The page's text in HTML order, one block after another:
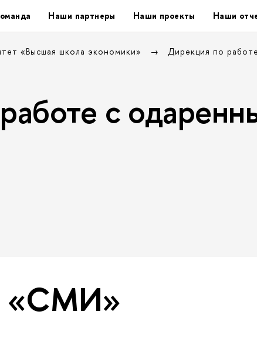
Наши партнеры Наши проекты Наши
«Высшая школа экономики» Дирекция по
с
«СМИ»